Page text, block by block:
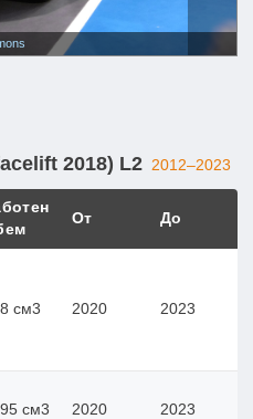
2018) L2 2012–2023
От До
см3 2020 2023
см3 2020 2023